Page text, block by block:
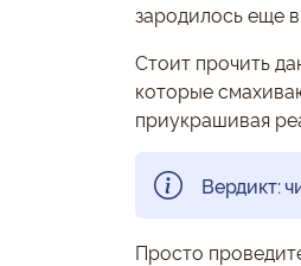
зародилось еще
Стоит прочить
которые
приукрашивая
Вердикт:
Просто